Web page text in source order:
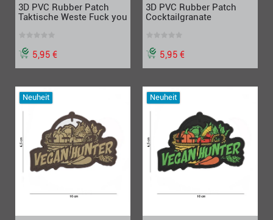
3D PVC Rubber Patch
Taktische Weste Fuck you
5,95 €
3D PVC Rubber Patch
Cocktailgranate
5,95 €
Neuheit Neuheit